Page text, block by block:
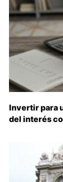
Invertir para
del interés